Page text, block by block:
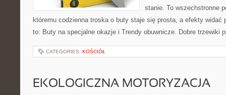
stanie. To wszechstronne
któremu codzienna troska o buty staje się prosta, a efekty widać
to: Buty na specjalne okazje i Trendy obuwnicze. Dobre trzewiki
CATEGORIES: KOŚCIÓŁ
EKOLOGICZNA MOTORYZACJA